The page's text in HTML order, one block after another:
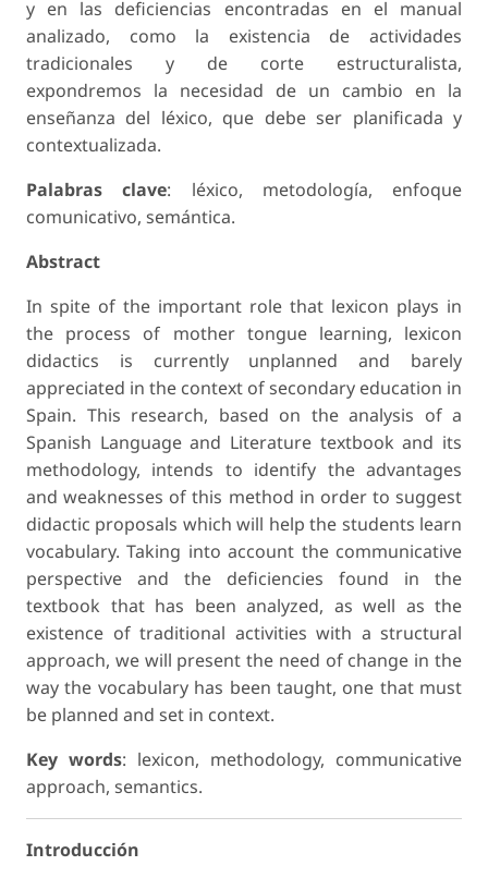
y en las deficiencias encontradas en el manual
analizado, como la existencia de actividades
tradicionales y de corte estructuralista,
expondremos la necesidad de un cambio en la
enseñanza del léxico, que debe ser planificada y
contextualizada.
Palabras clave: léxico, metodología, enfoque
comunicativo, semántica.
Abstract
In spite of the important role that lexicon plays in
the process of mother tongue learning, lexicon
didactics is currently unplanned and barely
appreciated in the context of secondary education in
Spain. This research, based on the analysis of a
Spanish Language and Literature textbook and its
methodology, intends to identify the advantages
and weaknesses of this method in order to suggest
didactic proposals which will help the students learn
vocabulary. Taking into account the communicative
perspective and the deficiencies found in the
textbook that has been analyzed, as well as the
existence of traditional activities with a structural
approach, we will present the need of change in the
way the vocabulary has been taught, one that must
be planned and set in context.
Key words: lexicon, methodology, communicative
approach, semantics.
Introducción